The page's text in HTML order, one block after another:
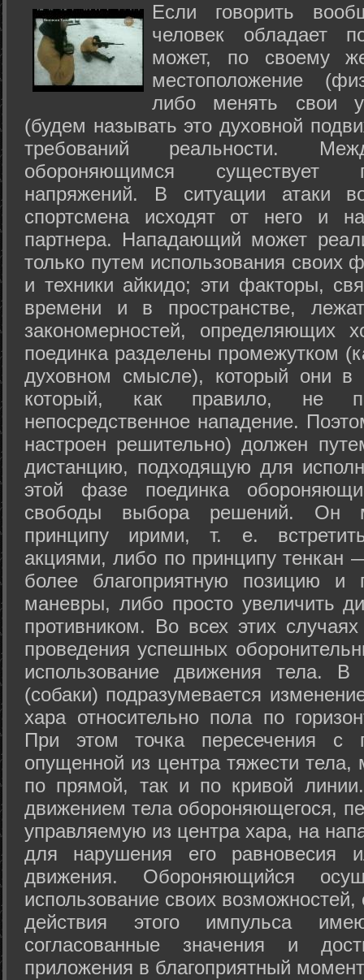
Если говорить
человек обладает
может, по своему
местоположение
либо менять свои
(будем называть это духовной
требований реальности.
обороняющимся существует
напряжений. В ситуации атаки
спортсмена исходят от него и
партнера. Нападающий может
только путем использования своих
и техники айкидо; эти факторы,
времени и в пространстве,
закономерностей, определяющих
поединка разделены промежутком
духовном смысле), который они в
который, как правило, не
непосредственное нападение.
настроен решительно) должен
дистанцию, подходящую для
этой фазе поединка
свободы выбора решений. Он
принципу ирими, т. е.
акциями, либо по принципу тенкан
более благоприятную позицию и
маневры, либо просто увеличить
противником. Во всех этих
проведения успешных
использование движения тела.
(собаки) подразумевается
хара относительно пола по
При этом точка пересечения с
опущенной из центра тяжести
по прямой, так и по кривой
движением тела обороняющегося,
управляемую из центра хара, на
для нарушения его равновесия
движения. Обороняющийся
использование своих
действия этого импульса
согласованные значения и
приложения в благоприятный